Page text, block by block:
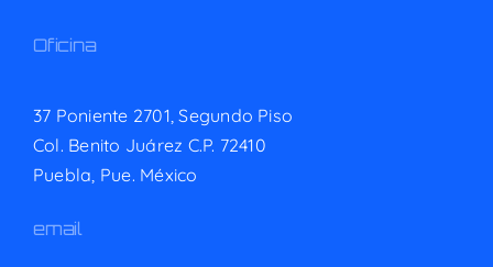
Oficina
37 Poniente 2701, Segundo Piso
Col. Benito Juárez C.P. 72410
Puebla, Pue. México
email